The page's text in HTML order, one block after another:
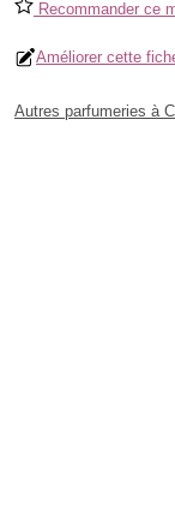
Recommander ce
Améliorer cette
Autres parfumeries à